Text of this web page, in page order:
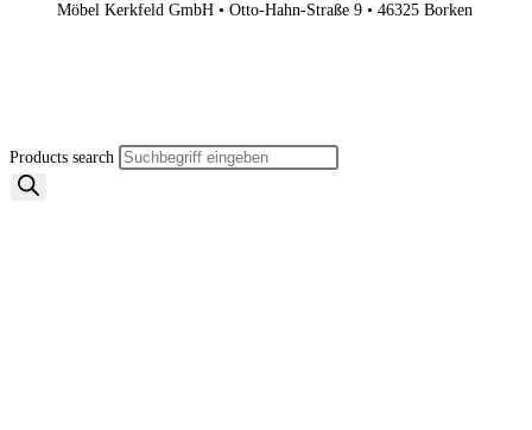
Möbel Kerkfeld GmbH • Otto-Hahn-Straße 9 • 46325 Borken
Products search